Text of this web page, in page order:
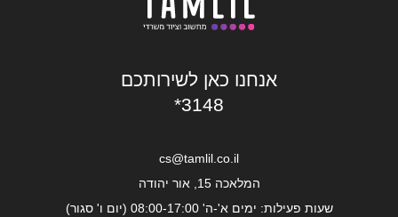
אנחנו כאן לשירותכם
*3148
cs@tamlil.co.il
המלאכה 15, אור יהודה
שעות פעילות: ימים א'-ה' 08:00-17:00 (יום ו' סגור)